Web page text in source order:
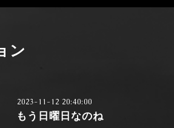
ン
2023-11-12 20:40:00
もう日曜日なのね